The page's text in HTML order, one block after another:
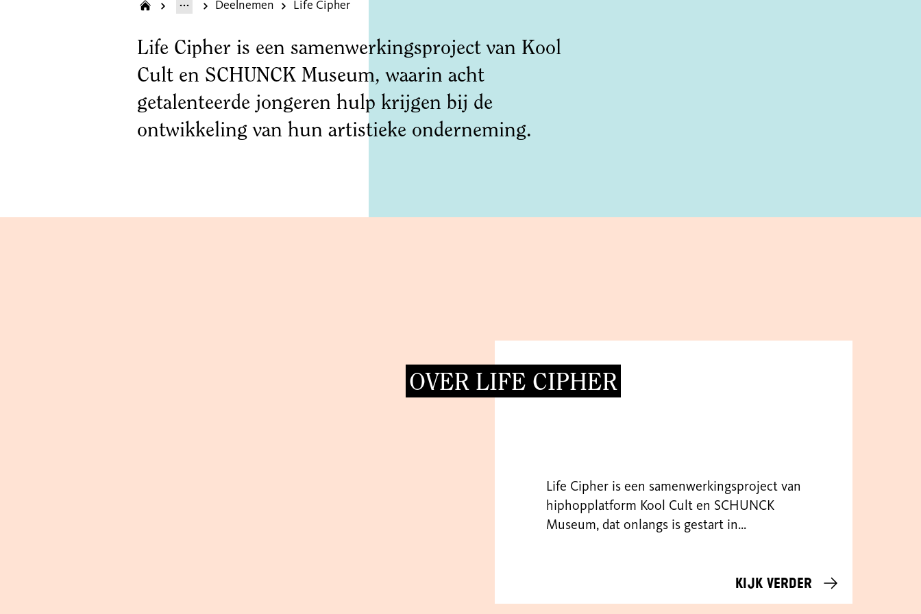
Deelnemen Life Cipher
Life Cipher is een samenwerkingsproject van Kool
Cult en SCHUNCK Museum, waarin acht
getalenteerde jongeren hulp krijgen bij de
ontwikkeling van hun artistieke onderneming.
OVER LIFE CIPHER
Life Cipher is een samenwerkingsproject van
hiphopplatform Kool Cult en SCHUNCK
Museum, dat onlangs is gestart in...
Kijk verder